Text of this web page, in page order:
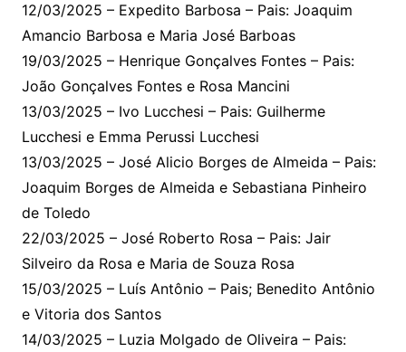
12/03/2025 – Expedito Barbosa – Pais: Joaquim
Amancio Barbosa e Maria José Barboas
19/03/2025 – Henrique Gonçalves Fontes – Pais:
João Gonçalves Fontes e Rosa Mancini
13/03/2025 – Ivo Lucchesi – Pais: Guilherme
Lucchesi e Emma Perussi Lucchesi
13/03/2025 – José Alicio Borges de Almeida – Pais:
Joaquim Borges de Almeida e Sebastiana Pinheiro
de Toledo
22/03/2025 – José Roberto Rosa – Pais: Jair
Silveiro da Rosa e Maria de Souza Rosa
15/03/2025 – Luís Antônio – Pais; Benedito Antônio
e Vitoria dos Santos
14/03/2025 – Luzia Molgado de Oliveira – Pais: